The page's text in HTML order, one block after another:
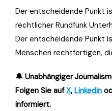
Der entscheidende Punkt
rechtlicher Rundfunk
Der entscheidende Punkt
Menschen rechtfertigen,
🔔 Unabhängiger
Folgen Sie aufX, Linkedin
informiert.